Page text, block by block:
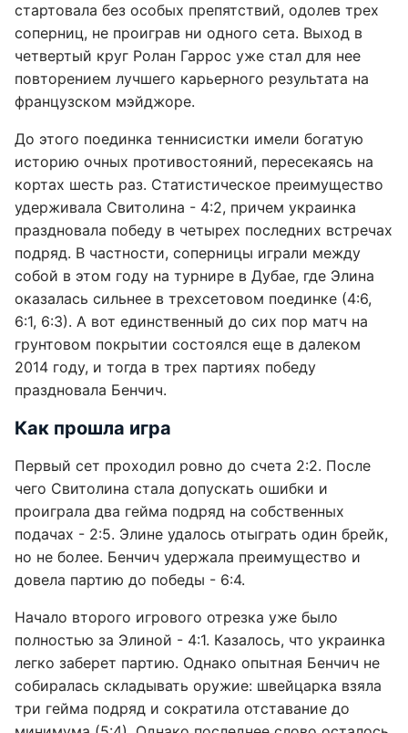
стартовала без особых препятствий, одолев трех
соперниц, не проиграв ни одного сета. Выход в
четвертый круг Ролан Гаррос уже стал для нее
повторением лучшего карьерного результата на
французском мэйджоре.
До этого поединка теннисистки имели богатую
историю очных противостояний, пересекаясь на
кортах шесть раз. Статистическое преимущество
удерживала Свитолина - 4:2, причем украинка
праздновала победу в четырех последних встречах
подряд. В частности, соперницы играли между
собой в этом году на турнире в Дубае, где Элина
оказалась сильнее в трехсетовом поединке (4:6,
6:1, 6:3). А вот единственный до сих пор матч на
грунтовом покрытии состоялся еще в далеком
2014 году, и тогда в трех партиях победу
праздновала Бенчич.
Как прошла игра
Первый сет проходил ровно до счета 2:2. После
чего Свитолина стала допускать ошибки и
проиграла два гейма подряд на собственных
подачах - 2:5. Элине удалось отыграть один брейк,
но не более. Бенчич удержала преимущество и
довела партию до победы - 6:4.
Начало второго игрового отрезка уже было
полностью за Элиной - 4:1. Казалось, что украинка
легко заберет партию. Однако опытная Бенчич не
собиралась складывать оружие: швейцарка взяла
три гейма подряд и сократила отставание до